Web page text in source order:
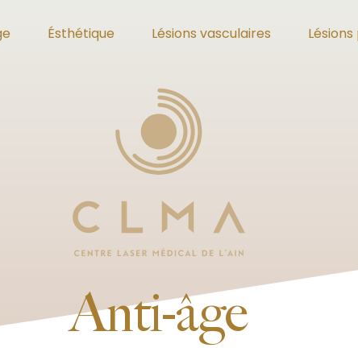
Ésthétique Lésions vasculaires
Anti-âge